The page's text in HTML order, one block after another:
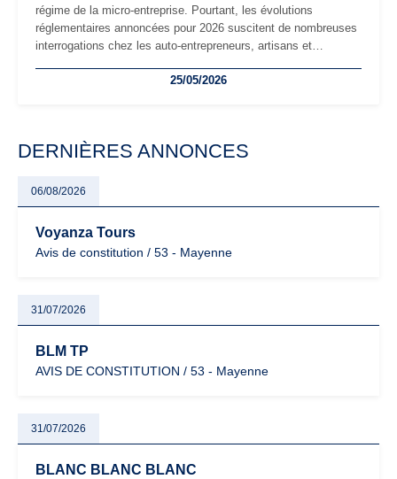
régime de la micro-entreprise. Pourtant, les évolutions
réglementaires annoncées pour 2026 suscitent de nombreuses
interrogations chez les auto-entrepreneurs, artisans et
facturation ou risque de bascule vers la TVA : les règles
25/05/2026
DERNIÈRES ANNONCES
06/08/2026
Voyanza Tours
Avis de constitution / 53 - Mayenne
31/07/2026
BLM TP
AVIS DE CONSTITUTION / 53 - Mayenne
31/07/2026
BLANC BLANC BLANC